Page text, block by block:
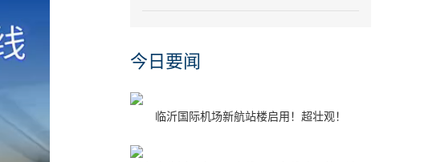
今日要闻
临沂国际机场新航站楼启用！超壮观！